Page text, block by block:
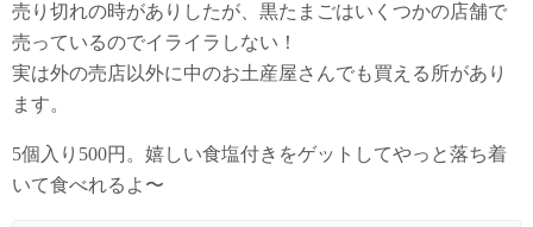
売り切れの時がありしたが、黒たまごはいくつかの店舗で
売っているのでイライラしない！
実は外の売店以外に中のお土産屋さんでも買える所があり
ます。
5個入り500円。嬉しい食塩付きをゲットしてやっと落ち着
いて食べれるよ〜